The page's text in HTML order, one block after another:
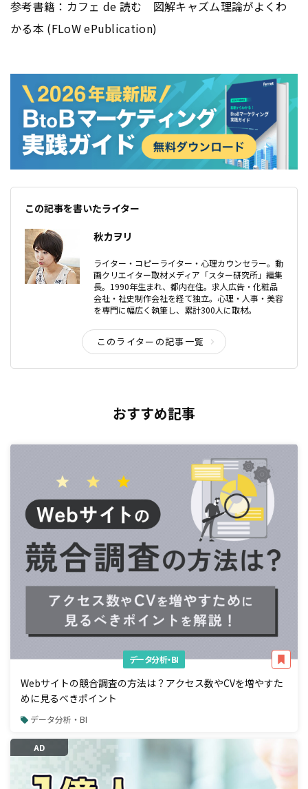
参考書籍：カフェ de 読む 図解キャズム理論がよくわ
かる本 (FLoW ePublication)
この記事を書いたライター
秋カヲリ
ライター・コピーライター・心理カウンセラー。動
画クリエイター取材メディア「スター研究所」編集
長。1990年生まれ、都内在住。求人広告・化粧品
会社・社史制作会社を経て独立。心理・人事・美容
を専門に幅広く執筆し、累計300人に取材。
このライターの記事一覧
おすすめ記事
データ分析・BI
Webサイトの競合調査の方法は？アクセス数やCVを増やすた
めに見るべきポイント
データ分析・BI
AD